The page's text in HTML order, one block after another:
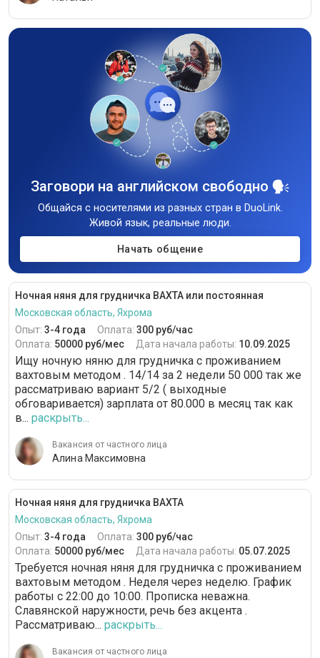
Заговори на английском свободно
Общайся с носителями из разных стран в DuoLink.
Живой язык, реальные люди.
Начать общение
Ночная няня для грудничка ВАХТА или постоянная
Московская область, Яхрома
Опыт: 3-4 года Оплата: 300 руб/час
Оплата: 50000 руб/мес Дата начала работы: 10.09.2025
Ищу ночную няню для грудничка с проживанием
вахтовым методом . 14/14 за 2 недели 50 000 так же
рассматриваю вариант 5/2 ( выходные
обговаривается) зарплата от 80.000 в месяц так как
в... раскрыть...
Вакансия от частного лица
Алина Максимовна
Ночная няня для грудничка ВАХТА
Московская область, Яхрома
Опыт: 3-4 года Оплата: 300 руб/час
Оплата: 50000 руб/мес Дата начала работы: 05.07.2025
Требуется ночная няня для грудничка с проживанием
вахтовым методом . Неделя через неделю. График
работы с 22:00 до 10:00. Прописка неважна.
Славянской наружности, речь без акцента .
Рассматриваю... раскрыть...
Вакансия от частного лица